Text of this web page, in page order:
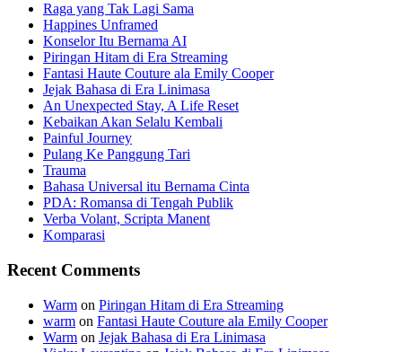
Raga yang Tak Lagi Sama
Happines Unframed
Konselor Itu Bernama AI
Piringan Hitam di Era Streaming
Fantasi Haute Couture ala Emily Cooper
Jejak Bahasa di Era Linimasa
An Unexpected Stay, A Life Reset
Kebaikan Akan Selalu Kembali
Painful Journey
Pulang Ke Panggung Tari
Trauma
Bahasa Universal itu Bernama Cinta
PDA: Romansa di Tengah Publik
Verba Volant, Scripta Manent
Komparasi
Recent Comments
Warm on Piringan Hitam di Era Streaming
warm on Fantasi Haute Couture ala Emily Cooper
Warm on Jejak Bahasa di Era Linimasa